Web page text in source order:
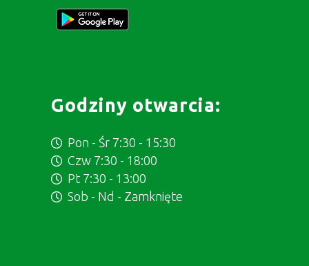
Godziny otwarcia:
Pon - Śr 7:30 - 15:30
Czw 7:30 - 18:00
Pt 7:30 - 13:00
Sob - Nd - Zamknięte